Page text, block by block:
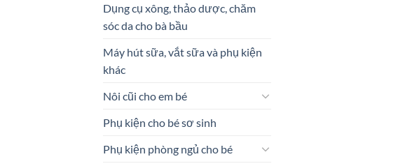
Dụng cụ xông, thảo dược, chăm
sóc da cho bà bầu
Máy hút sữa, vắt sữa và phụ kiện
khác
Nôi cũi cho em bé
Phụ kiện cho bé sơ sinh
Phụ kiện phòng ngủ cho bé